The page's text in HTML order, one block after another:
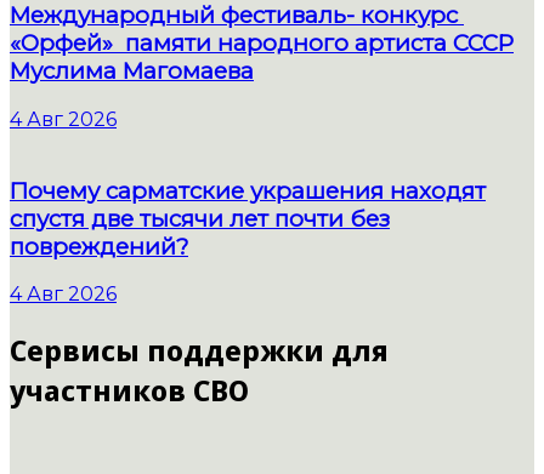
Международный фестиваль- конкурс
«Орфей» памяти народного артиста СССР
Муслима Магомаева
4 Авг 2026
Почему сарматские украшения находят
спустя две тысячи лет почти без
повреждений?
4 Авг 2026
Сервисы поддержки для
участников СВО